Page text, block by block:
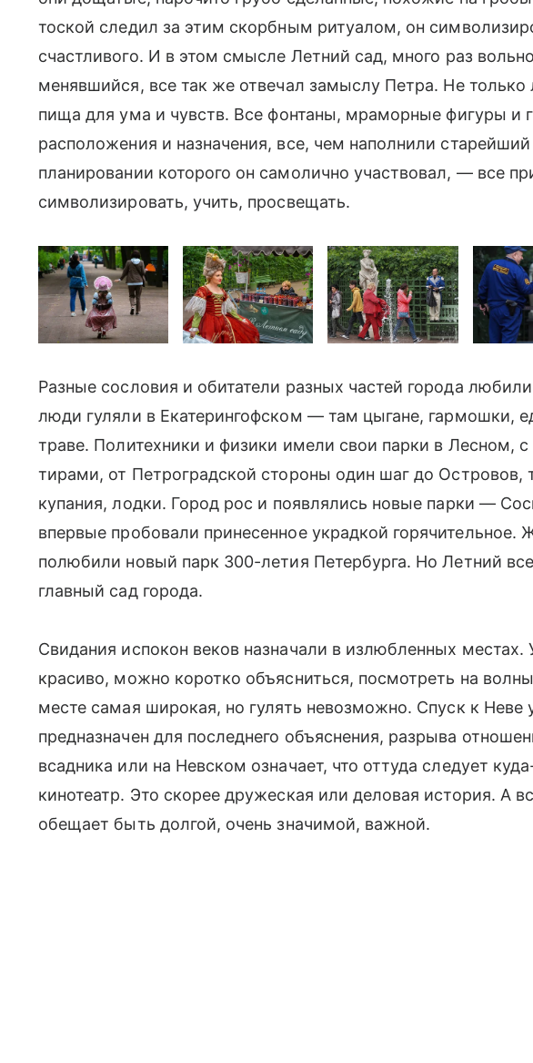
тоской следил за этим скорбным ритуалом, он
счастливого. И в этом смысле Летний сад, много раз
менявшийся, все так же отвечал замыслу Петра. Не
пища для ума и чувств. Все фонтаны, мраморные фигуры и
расположения и назначения, все, чем наполнили
планировании которого он самолично участвовал, — все
символизировать, учить, просвещать.
Разные сословия и обитатели разных частей города
люди гуляли в Екатерингофском — там цыгане, гармошки,
траве. Политехники и физики имели свои парки в Лесном,
тирами, от Петроградской стороны один шаг до Островов,
купания, лодки. Город рос и появлялись новые парки —
впервые пробовали принесенное украдкой горячительное.
полюбили новый парк 300-летия Петербурга. Но Летний
главный сад города.
Свидания испокон веков назначали в излюбленных
красиво, можно коротко объясниться, посмотреть на
месте самая широкая, но гулять невозможно. Спуск к Неве
предназначен для последнего объяснения, разрыва
всадника или на Невском означает, что оттуда следует
кинотеатр. Это скорее дружеская или деловая история. А
обещает быть долгой, очень значимой, важной.